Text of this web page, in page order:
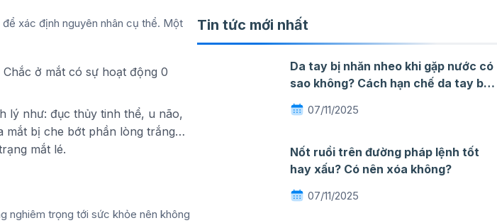
xác định nguyên nhân cụ thể. Một
ở mắt có sự hoạt động 0
lý như: đục thủy tinh thể, u não,
mắt bị che bớt phần lòng trắng…
mắt lé.
nghiêm trọng tới sức khỏe nên không
Tin tức mới nhất
Da tay bị nhăn nheo khi gặp nước có
sao không? Cách hạn chế da tay bị
nhăn khi gặp nước
07/11/2025
Nốt ruồi trên đường pháp lệnh tốt
hay xấu? Có nên xóa không?
07/11/2025